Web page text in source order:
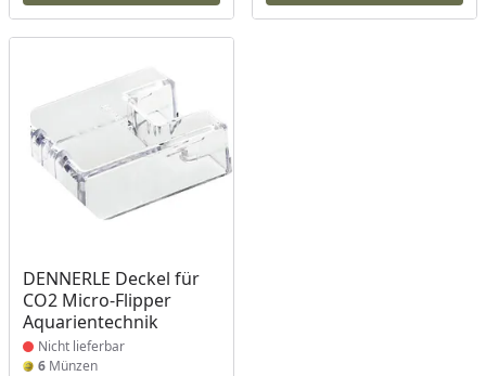
DENNERLE Deckel für
CO2 Micro-Flipper
Aquarientechnik
Produkt nicht lieferbar
Nicht lieferbar
6 Münzen